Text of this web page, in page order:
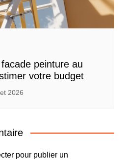
peinture au
votre budget
2026
pour publier un